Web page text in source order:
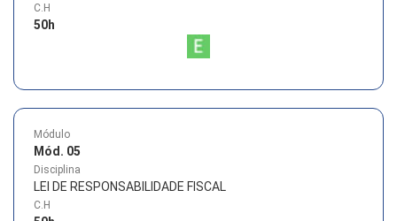
C.H
50h
Módulo
Mód. 05
Disciplina
LEI DE RESPONSABILIDADE FISCAL
C.H